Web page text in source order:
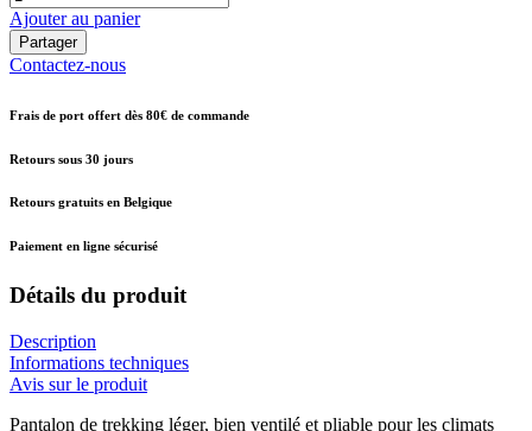
Ajouter au panier
Partager
Contactez-nous
Frais de port offert dès 80€ de commande
Retours sous 30 jours
Retours gratuits en Belgique
Paiement en ligne sécurisé
Détails du produit
Description
Informations techniques
Avis sur le produit
Pantalon de trekking léger, bien ventilé et pliable pour les climats